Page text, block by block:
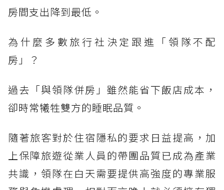
房間支出降到最低。
為什麼多數旅行社決定跟進「領隊不配
房」？
過去「與領隊併房」雖然能省下飯店成本，
卻時常犧牲雙方的睡眠品質。
隨著旅客對於住宿隱私的要求日益提高，加
上保障旅遊從業人員的帶團品質已成為產業
共識，領隊在白天需要提供高強度的專業服